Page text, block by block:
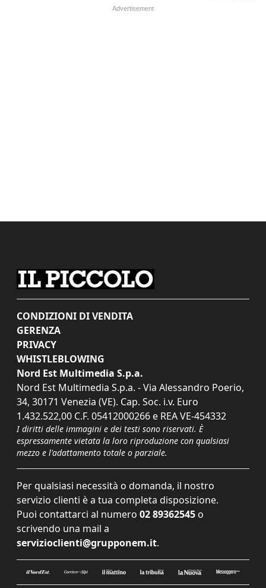
CONDIZIONI DI VENDITA
GERENZA
PRIVACY
WHISTLEBLOWING
Nord Est Multimedia S.p.a.
Nord Est Multimedia S.p.a. - Via Alessandro Poerio,
34, 30171 Venezia (VE). Cap. Soc. i.v. Euro
1.432.522,00 C.F. 05412000266 e REA VE-454332
I diritti delle immagini e dei testi sono riservati. È
espressamente vietata la loro riproduzione con qualsiasi
mezzo e l'adattamento totale o parziale.
Per qualsiasi necessità o domanda, il nostro
servizio clienti è a tua completa disposizione.
Puoi contattarci al numero 02 89362545 o
scrivendo una mail a
servizioclienti@grupponem.it.